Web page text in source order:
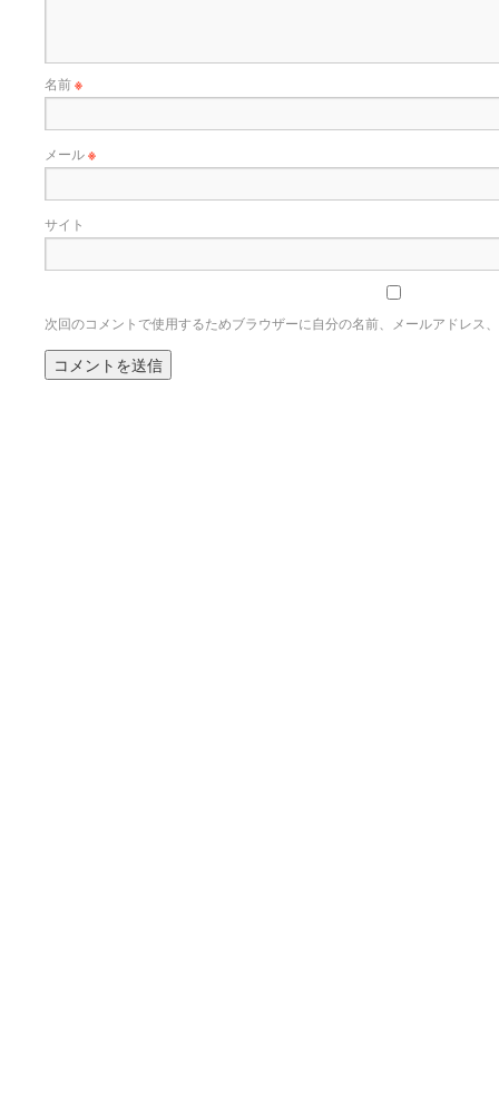
名前※
メール※
サイト
次回のコメントで使用するためブラウザーに自分の名前、メールアドレス